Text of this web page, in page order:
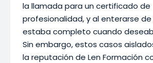
la llamada para un certificado de
profesionalidad, y al enterarse
estaba completo cuando
Sin embargo, estos casos
la reputación de Len Formación